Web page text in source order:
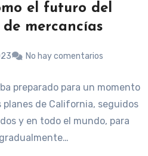
el futuro del
mercancías
No hay comentarios
preparado para un momento
planes de California, seguidos
y en todo el mundo, para